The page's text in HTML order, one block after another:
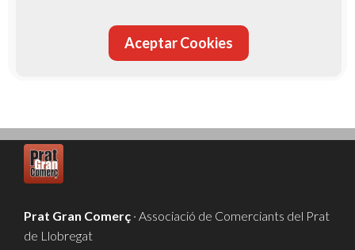
La teva zapateria de confiança al Prat de Llobregat.
Més informació sobre el venedor
Prat Gran Comerç · Associació de Comerciants del Prat
de Llobregat
Aceptar Cookies